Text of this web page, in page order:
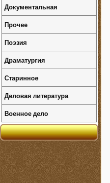
Документальная
Прочее
Поэзия
Драматургия
Старинное
Деловая литература
Военное дело